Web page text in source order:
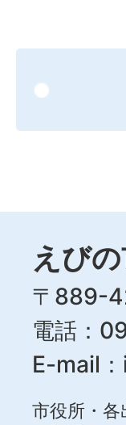
えび
〒889-
電話：
E-mail：
市役所・